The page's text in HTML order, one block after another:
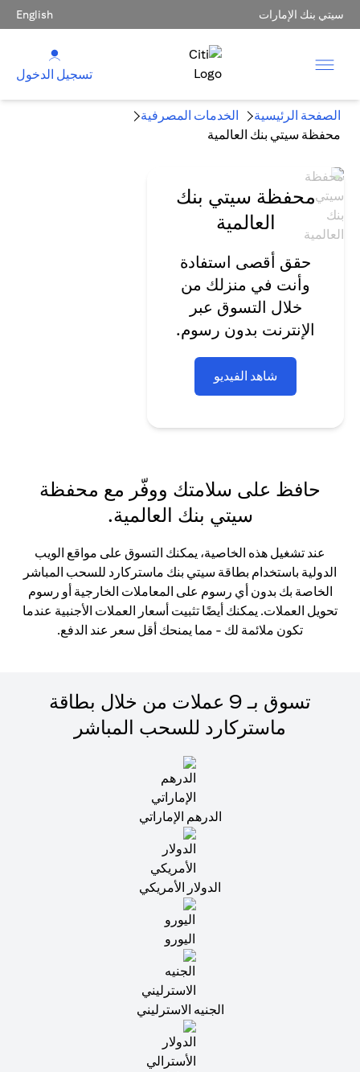
سيتي بنك الإمارات English
تسجيل الدخول
الصفحة الرئيسية
الخدمات المصرفية
محفظة سيتي بنك العالمية
محفظة سيتي بنك
العالمية
حقق أقصى استفادة
وأنت في منزلك من
خلال التسوق عبر
الإنترنت بدون رسوم.
شاهد الفيديو
حافظ على سلامتك ووفّر مع محفظة
سيتي بنك العالمية.
عند تشغيل هذه الخاصية، يمكنك التسوق على مواقع الويب
الدولية باستخدام بطاقة سيتي بنك ماستركارد للسحب المباشر
الخاصة بك بدون أي رسوم على المعاملات الخارجية أو رسوم
تحويل العملات. يمكنك أيضًا تثبيت أسعار العملات الأجنبية عندما
تكون ملائمة لك - مما يمنحك أقل سعر عند الدفع.
تسوق بـ 9 عملات من خلال بطاقة
ماستركارد للسحب المباشر
الدرهم الإماراتي
الدولار الأمريكي
اليورو
الجنيه الاسترليني